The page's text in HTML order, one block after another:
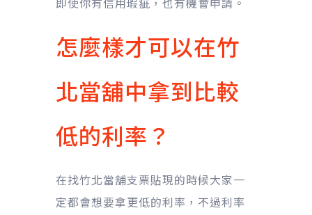
怎麼樣才可以在竹
北當舖中拿到比較
低的利率？
在找竹北當舖支票貼現的時候大家一
定都會想要拿更低的利率，不過利率